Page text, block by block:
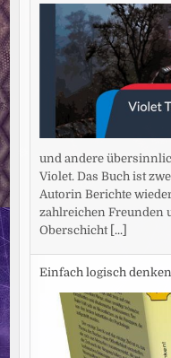
und andere
Violet. Das Buch ist
Autorin Berichte
zahlreichen Freunden
Oberschicht [...]
Einfach logisch